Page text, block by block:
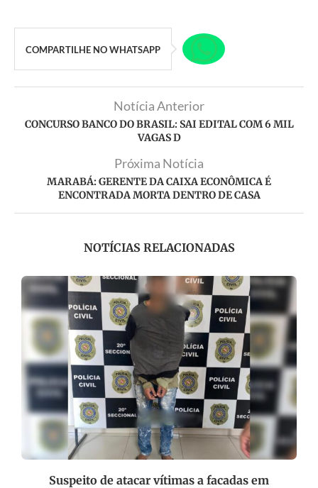
COMPARTILHE NO WHATSAPP
Notícia Anterior
CONCURSO BANCO DO BRASIL: SAI EDITAL COM 6 MIL
VAGAS D
Próxima Notícia
MARABÁ: GERENTE DA CAIXA ECONÔMICA É
ENCONTRADA MORTA DENTRO DE CASA
NOTÍCIAS RELACIONADAS
Suspeito de atacar vítimas a facadas em